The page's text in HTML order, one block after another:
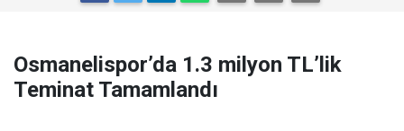
Osmanelispor’da 1.3 milyon TL’lik
Teminat Tamamlandı